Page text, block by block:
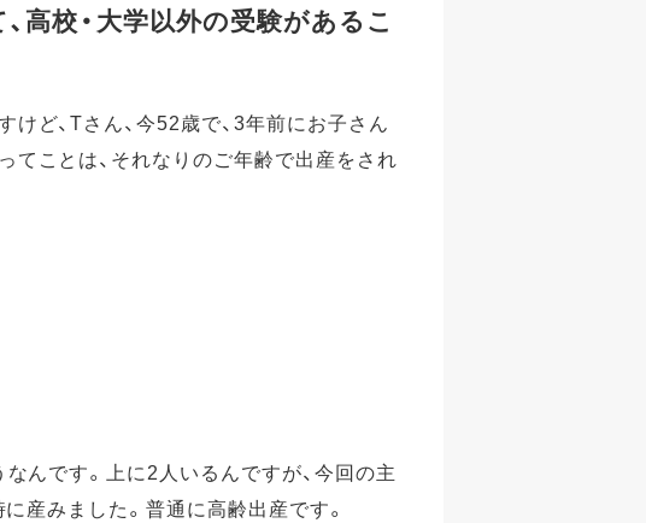
高校・大学以外の受験があるこ
ど、Tさん、今52歳で、3年前にお子さん
てことは、それなりのご年齢で出産をされ
んです。上に2人いるんですが、今回の主
産みました。普通に高齢出産です。